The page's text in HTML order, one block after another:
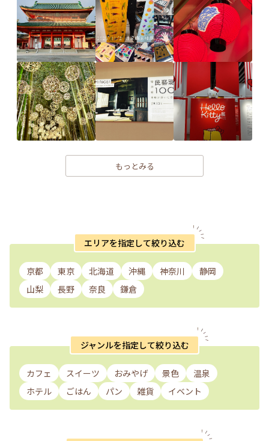
もっとみる
エリアを指定して絞り込む
京都 東京 北海道 沖縄 神奈川
静岡
山梨
長野 奈良 鎌倉
ジャンルを指定して絞り込む
カフェ スイーツ おみやげ 景色
温泉
ホテル
ごはん パン 雑貨 イベント